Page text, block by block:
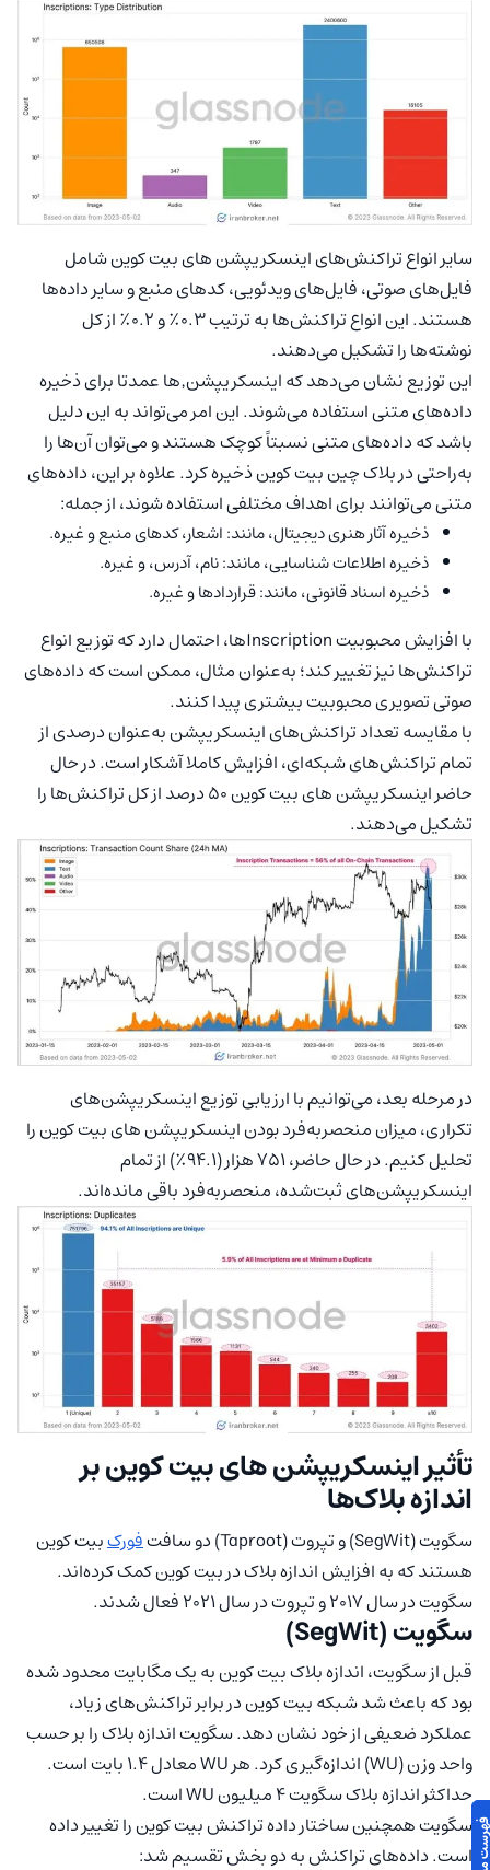
سایر انواع تراکنش‌های اینسکریپشن های بیت کوین شامل
فایل‌های صوتی، فایل‌های ویدئویی، کدهای منبع و سایر داده‌ها
هستند. این انواع تراکنش‌ها به ترتیب ۰.۳٪ و ۰.۲٪ از کل
نوشته‌ها را تشکیل می‌دهند.
این توزیع نشان می‌دهد که اینسکریپشن٬ها عمدتا برای ذخیره
داده‌های متنی استفاده می‌شوند. این امر می‌تواند به این دلیل
باشد که داده‌های متنی نسبتاً کوچک هستند و می‌توان آن‌ها را
به‌راحتی در بلاک چین بیت کوین ذخیره کرد. علاوه بر این، داده‌های
متنی می‌توانند برای اهداف مختلفی استفاده شوند، از جمله:
ذخیره آثار هنری دیجیتال، مانند: اشعار، کدهای منبع و غیره.
ذخیره اطلاعات شناسایی، مانند: نام، آدرس، و غیره.
ذخیره اسناد قانونی، مانند: قراردادها و غیره.
با افزایش محبوبیت Inscriptionها، احتمال دارد که توزیع انواع
تراکنش‌ها نیز تغییر کند؛ به‌عنوان مثال، ممکن است که داده‌های
صوتی تصویری محبوبیت بیشتری پیدا کنند.
با مقایسه تعداد تراکنش‌های اینسکریپشن‌ به‌عنوان درصدی از
تمام تراکنش‌های شبکه‌ای، افزایش کاملا آشکار است. در حال
حاضر اینسکریپشن های بیت کوین ۵۰ درصد از کل تراکنش‌ها را
تشکیل می‌دهند.
در مرحله بعد، می‌توانیم با ارزیابی توزیع اینسکریپشن‌‌های
تکراری، میزان منحصربه‌فرد بودن اینسکریپشن های بیت کوین را
تحلیل کنیم. در حال حاضر، ۷۵۱ هزار (۹۴.۱٪) از تمام
اینسکریپشن‌‌های ثبت‌شده، منحصربه‌فرد باقی مانده‌اند.
تأثیر اینسکریپشن های بیت کوین بر
اندازه بلاک‌ها
سگویت (SegWit) و تپروت (Taproot) دو سافت فورکبیت کوین
هستند که به افزایش اندازه بلاک در بیت کوین کمک کرده‌اند.
سگویت در سال ۲۰۱۷ و تپروت در سال ۲۰۲۱ فعال شدند.
سگویت (SegWit)
قبل از سگویت، اندازه بلاک بیت کوین به یک مگابایت محدود شده
بود که باعث شد شبکه بیت کوین در برابر تراکنش‌های زیاد،
عملکرد ضعیفی از خود نشان دهد. سگویت اندازه بلاک را بر حسب
واحد وزن (WU) اندازه‌گیری کرد. هر WU معادل ۱.۴ بایت است.
حداکثر اندازه بلاک سگویت ۴ میلیون WU است.
سگویت همچنین ساختار داده تراکنش بیت کوین را تغییر داده
است. داده‌های تراکنش به دو بخش تقسیم شد: